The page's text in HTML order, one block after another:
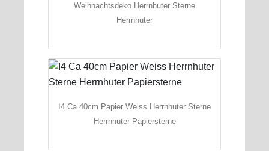
Weihnachtsdeko Herrnhuter Sterne
Herrnhuter
I4 Ca 40cm Papier Weiss Herrnhuter Sterne
Herrnhuter Papiersterne